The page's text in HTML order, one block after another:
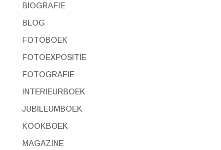
BIOGRAFIE
BLOG
FOTOBOEK
FOTOEXPOSITIE
FOTOGRAFIE
INTERIEURBOEK
JUBILEUMBOEK
KOOKBOEK
MAGAZINE